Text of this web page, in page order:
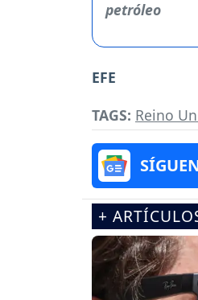
EFE
TAGS: Reino
+